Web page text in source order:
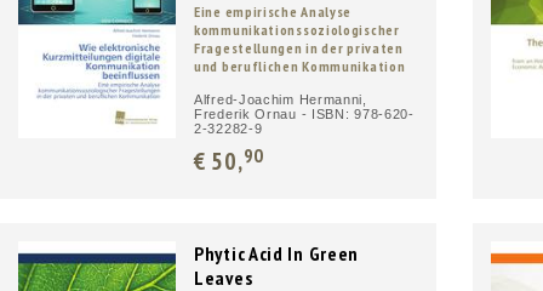
Eine empirische Analyse
kommunikationssoziologischer
Fragestellungen in der privaten
und beruflichen Kommunikation
Alfred-Joachim Hermanni,
Frederik Ornau - ISBN: 978-620-
2-32282-9
€ 50,90
Phytic Acid In Green
Leaves